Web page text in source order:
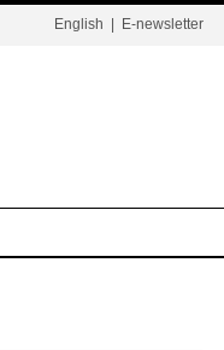
English E-newsletter